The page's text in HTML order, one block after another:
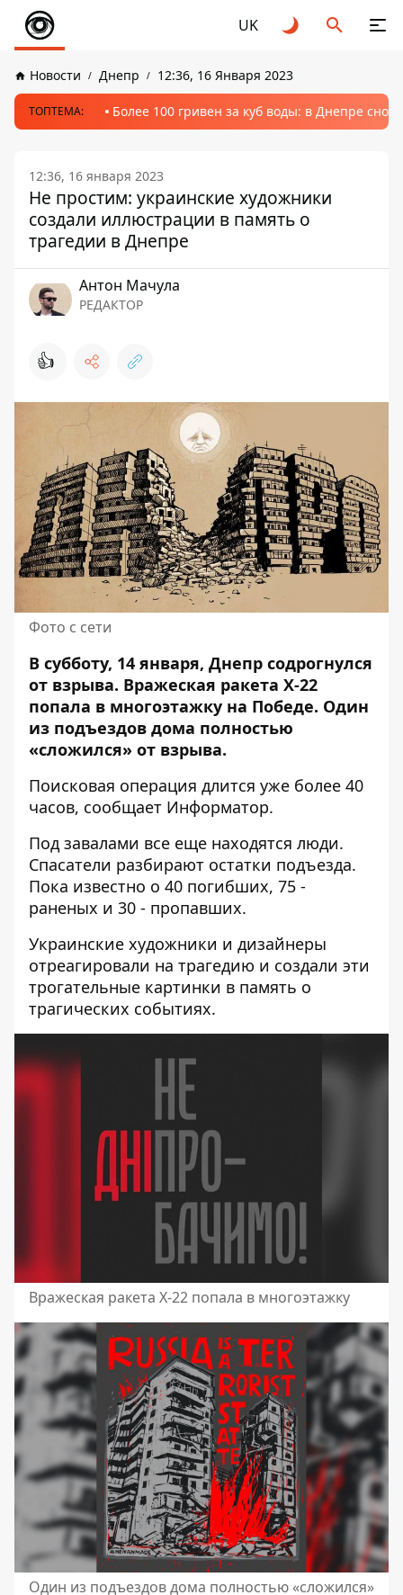
UK
Новости Днепр 12:36, 16 Января 2023
ТОПТЕМА: Более 100 гривен за куб воды: в Днепре
12:36, 16 января 2023
Не простим: украинские художники
создали иллюстрации в память о
трагедии в Днепре
Антон Мачула
РЕДАКТОР
👍
Фото с сети
В субботу, 14 января, Днепр содрогнулся
от взрыва. Вражеская ракета Х-22
попала в многоэтажку на Победе. Один
из подъездов дома полностью
«сложился» от взрыва.
Поисковая операция длится уже более 40
часов, сообщает Информатор.
Под завалами все еще находятся люди.
Спасатели разбирают остатки подъезда.
Пока известно о 40 погибших, 75 -
раненых и 30 - пропавших.
Украинские художники и дизайнеры
отреагировали на трагедию и создали эти
трогательные картинки в память о
трагических событиях.
Вражеская ракета Х-22 попала в многоэтажку
Один из подъездов дома полностью «сложился»